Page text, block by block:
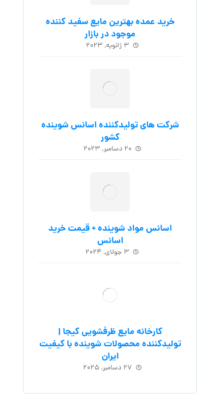
خرید عمده بهترین مایع سفید کننده
موجود در بازار
۳ ژانویه, ۲۰۲۳
شرکت های تولیدکننده اسانس شوینده
کشور
۲۰ دسامبر, ۲۰۲۳
اسانس مواد شوینده + قیمت خرید
اسانس
۳ جولای, ۲۰۲۴
کارخانه مایع ظرفشویی کیجا |
تولیدکننده محصولات شوینده با کیفیت
ایران
۲۷ دسامبر, ۲۰۲۵